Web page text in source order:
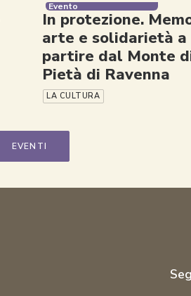
Evento
In protezione.
arte e solidarietà a
partire dal Monte
Pietà di Ravenna
LA CULTURA
EVENTI